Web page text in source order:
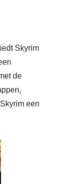
Skyrim
de
een